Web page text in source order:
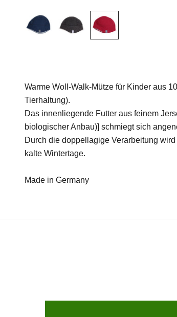
Warme Woll-Walk-Mütze für Kinder aus
Tierhaltung).
Das innenliegende Futter aus feinem
biologischer Anbau)] schmiegt sich
Durch die doppellagige Verarbeitung
kalte Wintertage.
Made in Germany